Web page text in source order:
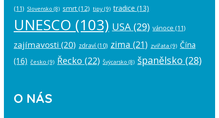
(11) Slovensko (8) smrt(12) tipy (9) tradice (13)
UNESCO (103) USA (29) vánoce (11)
zajímavosti (20) zdraví (10) zima (21) zvířata (9) Čína
(16) česko (9) Řecko (22) Švýcarsko (8) španělsko (28)
O NÁS